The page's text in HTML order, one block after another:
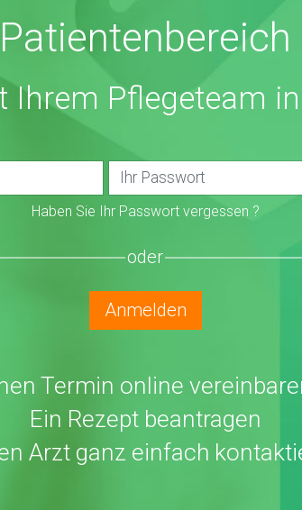
Patientenbereich
Ihrem Pflegeteam
Haben Sie Ihr Passwort vergessen ?
oder
Anmelden
Termin online
Ein Rezept beantragen
Arzt ganz einfach